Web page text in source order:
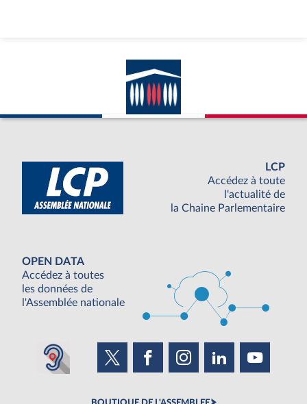
LCP
Accédez à toute
l'actualité de
la Chaine Parlementaire
OPEN DATA
Accédez à toutes
les données de
l'Assemblée nationale